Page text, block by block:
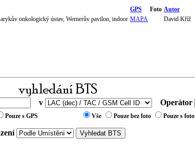
GPS Foto Autor
onkologický ústav, Wernerův pavilon, indoor MAPA David Kříž
v Operátor
Pouze s GPS Vše Pouze bez foto Pouze s foto